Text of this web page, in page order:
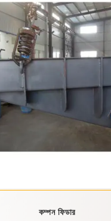
কম্পন ফিডার